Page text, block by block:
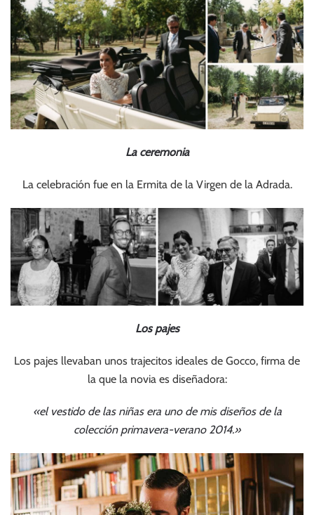
La ceremonia
La celebración fue en la Ermita de la Virgen de la Adrada.
Los pajes
Los pajes llevaban unos trajecitos ideales de Gocco, firma de
la que la novia es diseñadora:
«el vestido de las niñas era uno de mis diseños de la
colección primavera-verano 2014.»